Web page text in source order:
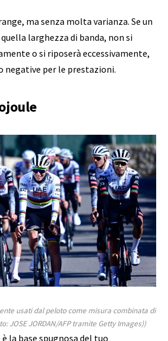
ma senza molta varianza. Se un
larghezza di banda, non si
o si riposerà eccessivamente,
negative per le prestazioni.
usati dal peloto come misura combinata di
JOSE JORDAN/AFP tramite Getty Images))
la base spugnosa del tuo